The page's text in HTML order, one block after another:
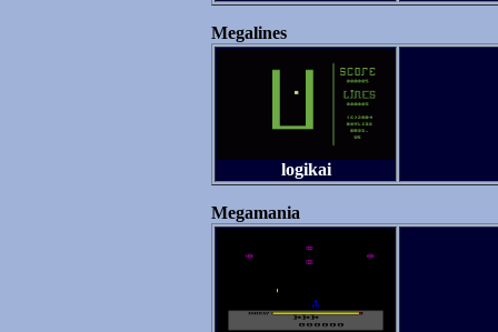
Megalines
logikai
Megamania